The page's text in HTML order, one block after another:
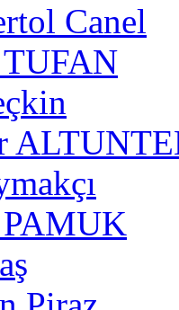
Canel